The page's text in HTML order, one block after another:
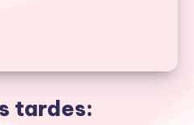
tardes: